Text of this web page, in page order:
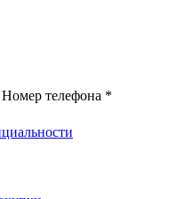
Номер телефона *